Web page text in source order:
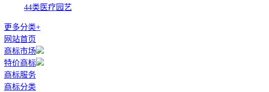
44类医疗园艺
更多分类+
网站首页
商标市场
特价商标
商标服务
商标分类